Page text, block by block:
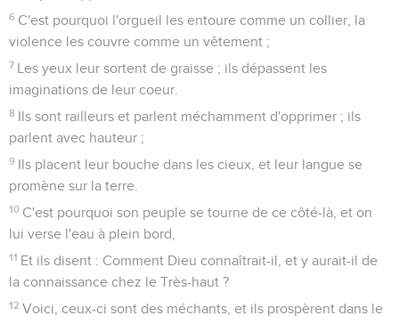
6 C'est pourquoi l'orgueil les entoure comme un collier, la
violence les couvre comme un vêtement ;
7 Les yeux leur sortent de graisse ; ils dépassent les
imaginations de leur coeur.
8 Ils sont railleurs et parlent méchamment d'opprimer ; ils
parlent avec hauteur ;
9 Ils placent leur bouche dans les cieux, et leur langue se
promène sur la terre.
10 C'est pourquoi son peuple se tourne de ce côté-là, et on
lui verse l'eau à plein bord,
11 Et ils disent : Comment Dieu connaîtrait-il, et y aurait-il de
la connaissance chez le Très-haut ?
12 Voici, ceux-ci sont des méchants, et ils prospèrent dans le